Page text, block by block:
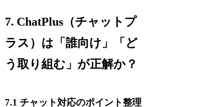
7. ChatPlus（チャットプ
ラス）は「誰向け」「ど
う取り組む」が正解か？
7.1 チャット対応のポイント整理